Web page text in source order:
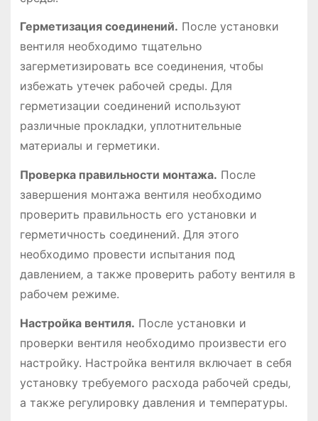
Герметизация соединений. После установки
вентиля необходимо тщательно
загерметизировать все соединения‚ чтобы
избежать утечек рабочей среды. Для
герметизации соединений используют
различные прокладки‚ уплотнительные
материалы и герметики.
Проверка правильности монтажа. После
завершения монтажа вентиля необходимо
проверить правильность его установки и
герметичность соединений. Для этого
необходимо провести испытания под
давлением‚ а также проверить работу вентиля в
рабочем режиме.
Настройка вентиля. После установки и
проверки вентиля необходимо произвести его
настройку. Настройка вентиля включает в себя
установку требуемого расхода рабочей среды‚
а также регулировку давления и температуры.